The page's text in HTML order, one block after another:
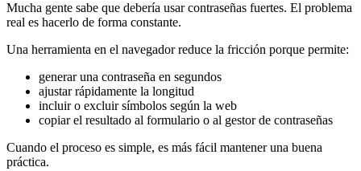
Mucha gente sabe que debería usar contraseñas fuertes. El problema
real es hacerlo de forma constante.
Una herramienta en el navegador reduce la fricción porque permite:
generar una contraseña en segundos
ajustar rápidamente la longitud
incluir o excluir símbolos según la web
copiar el resultado al formulario o al gestor de contraseñas
Cuando el proceso es simple, es más fácil mantener una buena
práctica.